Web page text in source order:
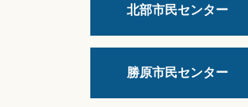
北部市民センター
勝原市民センター